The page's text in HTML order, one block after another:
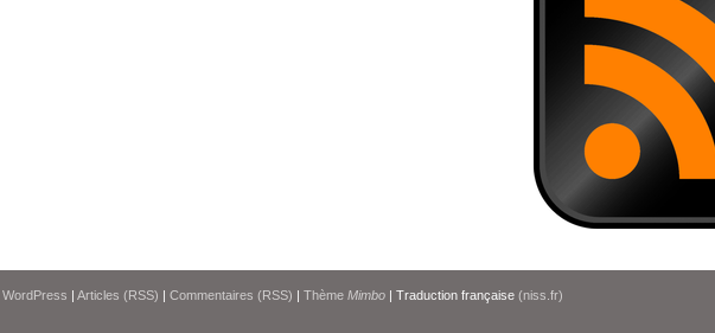
WordPress | Articles (RSS) | Commentaires (RSS) | Thème Mimbo | Traduction française (niss.fr)